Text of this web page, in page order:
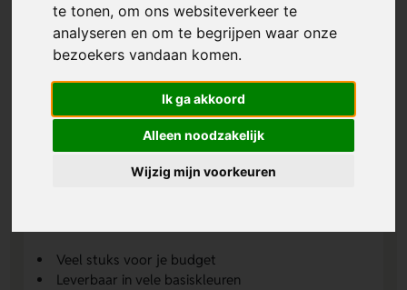
te tonen, om ons websiteverkeer te
analyseren en om te begrijpen waar onze
bezoekers vandaan komen.
Ik ga akkoord
Alleen noodzakelijk
Wijzig mijn voorkeuren
Veel stuks voor je budget
Leverbaar in vele basiskleuren